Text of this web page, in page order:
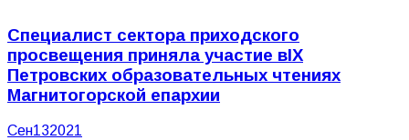
Специалист сектора приходского
просвещения приняла участие вIX
Петровских образовательных чтениях
Магнитогорской епархии
Сен132021